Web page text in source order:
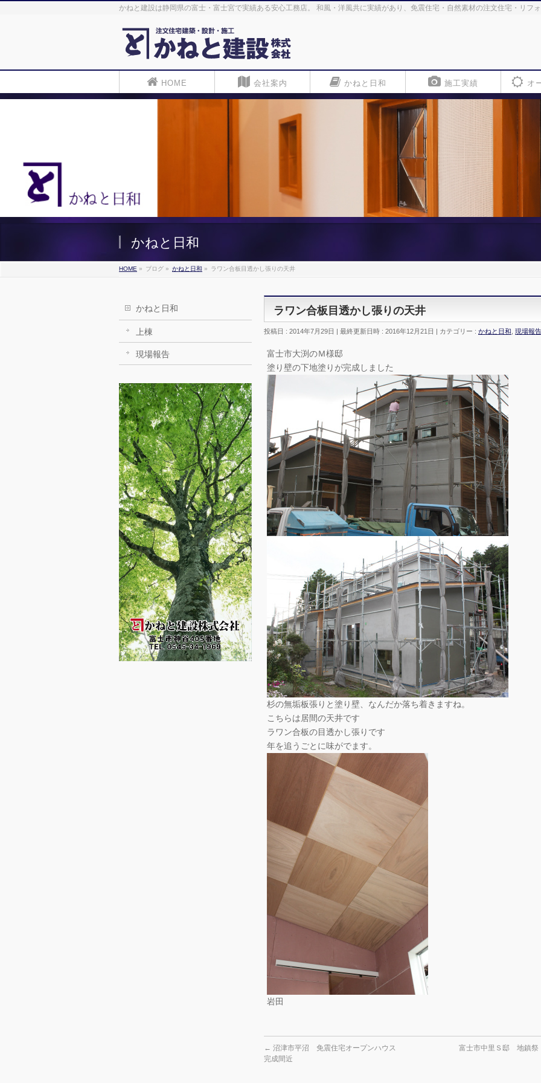
かねと建設は静岡県の富士・富士宮で実績ある安心工務店。 和風・洋風共に実績があり、免震住宅・自然素材の注文住宅・リフ
HOME 会社案内 かねと日和 施工実績 オ
かねと日和
HOME » ブログ » かねと日和 » ラワン合板目透かし張りの天井
かねと日和
上棟
現場報告
ラワン合板目透かし張りの天井
投稿日 : 2014年7月29日 最終更新日時 : 2016年12月21日 カテゴリー : かねと日和 現場報告
富士市大渕のＭ様邸
塗り壁の下地塗りが完成しました
杉の無垢板張りと塗り壁、なんだか落ち着きますね。
こちらは居間の天井です
ラワン合板の目透かし張りです
年を追うごとに味がでます。
岩田
← 沼津市平沼 免震住宅オープンハウス
完成間近
富士市中里Ｓ邸 地鎮祭